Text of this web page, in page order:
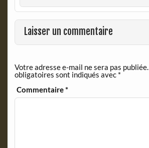
b
o
o
k
t
F
r
e
d
l
y
Laisser un commentaire
Votre adresse e-mail ne sera pas publiée.
obligatoires sont indiqués avec *
Commentaire*